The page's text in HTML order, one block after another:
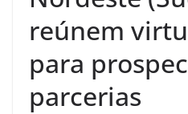
reúnem
para
parcerias